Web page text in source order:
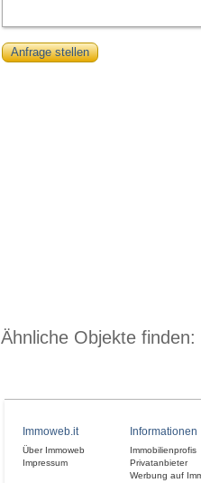
Anfrage stellen
Ähnliche Objekte finden:
Immoweb.it
Über Immoweb
Impressum
Informationen
Immobilienprofis
Privatanbieter
Werbung auf